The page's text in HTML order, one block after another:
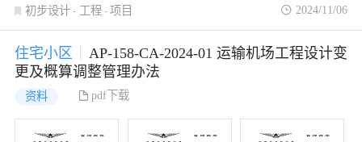
初步设计 工程 项目 2024/11/06
住宅小区
AP-158-CA-2024-01 运输机场工程设计变
更及概算调整管理办法
资料 pdf下载